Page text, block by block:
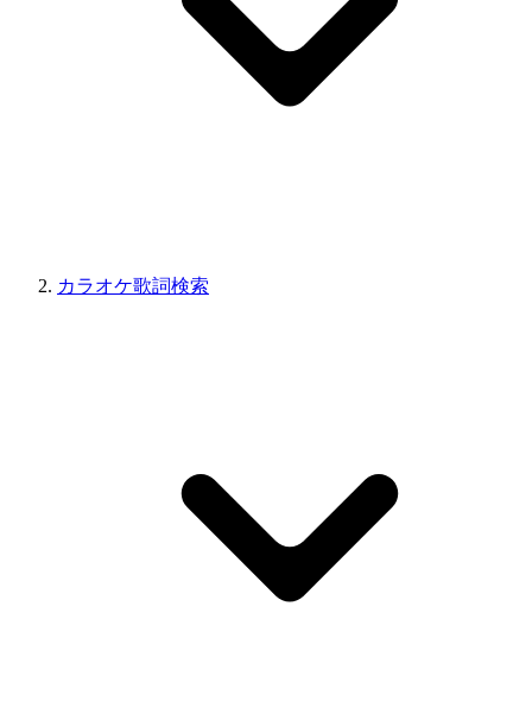
カラオケ歌詞検索